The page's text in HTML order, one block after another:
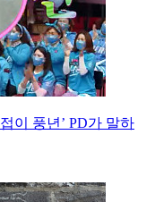
이 풍년’ PD가 말하